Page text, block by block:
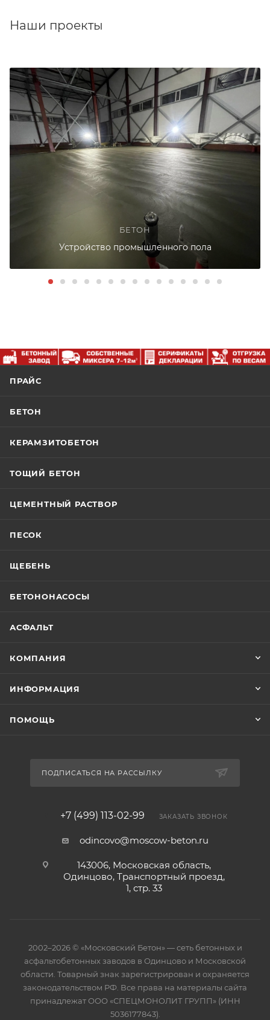
Наши проекты
БЕТОН
Устройство промышленного пола
ПРАЙС
БЕТОН
КЕРАМЗИТОБЕТОН
ТОЩИЙ БЕТОН
ЦЕМЕНТНЫЙ РАСТВОР
ПЕСОК
ЩЕБЕНЬ
БЕТОНОНАСОСЫ
АСФАЛЬТ
КОМПАНИЯ
ИНФОРМАЦИЯ
ПОМОЩЬ
ПОДПИСАТЬСЯ НА РАССЫЛКУ
+7 (499) 113-02-99 ЗАКАЗАТЬ ЗВОНОК
odincovo@moscow-beton.ru
143006, Московская область,
Одинцово, Транспортный проезд,
1, стр. 33
2002–2026 © «Московский Бетон» — сеть бетонных и
асфальтобетонных заводов в Одинцово и Московской
области. Товарный знак зарегистрирован и охраняется
законодательством РФ. Все права на материалы сайта
принадлежат ООО «СПЕЦМОНОЛИТ ГРУПП» (ИНН
5036177843).